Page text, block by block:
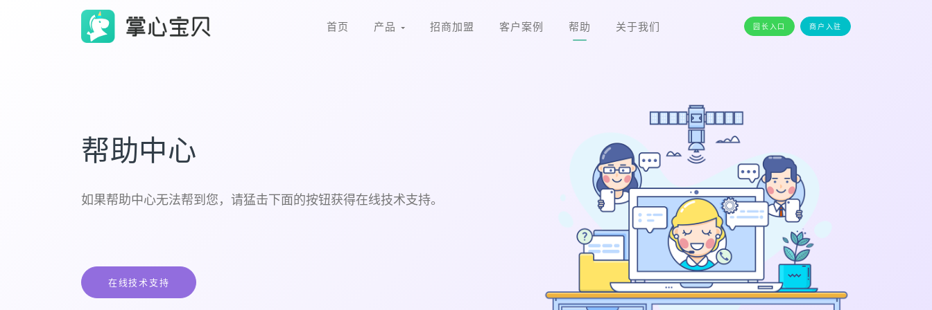
首页 产品 招商加盟 客户案例 帮助 关于我们 园长入口 商户入驻
帮助中心
如果帮助中心无法帮到您，请猛击下面的按钮获得在线技术支持。
在线技术支持